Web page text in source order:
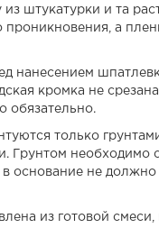
штукатурки и та
проникновения, а
нанесением
кромка не
обязательно.
только
Грунтом необходимо
основание не
из готовой смеси,